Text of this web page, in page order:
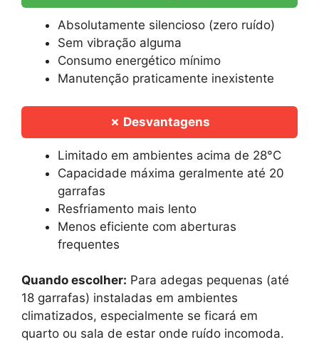
Absolutamente silencioso (zero ruído)
Sem vibração alguma
Consumo energético mínimo
Manutenção praticamente inexistente
✗ Desvantagens
Limitado em ambientes acima de 28°C
Capacidade máxima geralmente até 20
garrafas
Resfriamento mais lento
Menos eficiente com aberturas
frequentes
Quando escolher: Para adegas pequenas (até
18 garrafas) instaladas em ambientes
climatizados, especialmente se ficará em
quarto ou sala de estar onde ruído incomoda.